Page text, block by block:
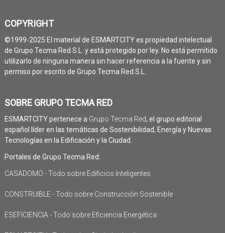
COPYRIGHT
©1999-2025 El material de ESMARTCITY es propiedad intelectual
de Grupo Tecma Red S.L. y está protegido por ley. No está permitido
utilizarlo de ninguna manera sin hacer referencia a la fuente y sin
permiso por escrito de Grupo Tecma Red S.L.
SOBRE GRUPO TECMA RED
ESMARTCITY pertenece a Grupo Tecma Red, el grupo editorial
español líder en las temáticas de Sostenibilidad, Energía y Nuevas
Tecnologías en la Edificación y la Ciudad.
Portales de Grupo Tecma Red:
CASADOMO - Todo sobre Edificios Inteligentes
CONSTRUIBLE - Todo sobre Construcción Sostenible
ESEFICIENCIA - Todo sobre Eficiencia Energética